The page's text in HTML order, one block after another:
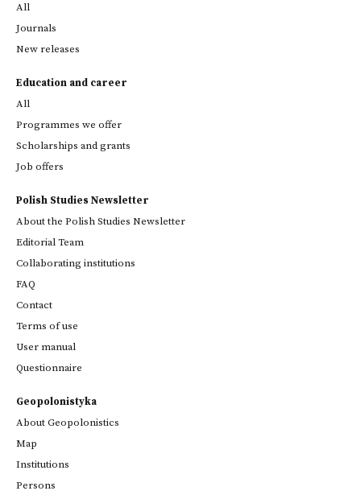
All
Journals
New releases
Education and career
All
Programmes we offer
Scholarships and grants
Job offers
Polish Studies Newsletter
About the Polish Studies Newsletter
Editorial Team
Collaborating institutions
FAQ
Contact
Terms of use
User manual
Questionnaire
Geopolonistyka
About Geopolonistics
Map
Institutions
Persons